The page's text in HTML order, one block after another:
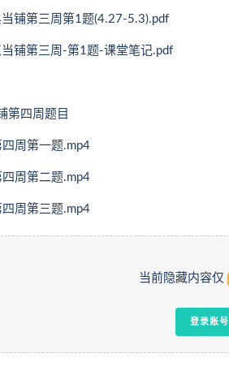
第三周第1题(4.27-5.3).pdf
第三周-第1题-课堂笔记.pdf
四周题目
周第一题.mp4
周第二题.mp4
周第三题.mp4
当前隐藏内容仅
登录账号